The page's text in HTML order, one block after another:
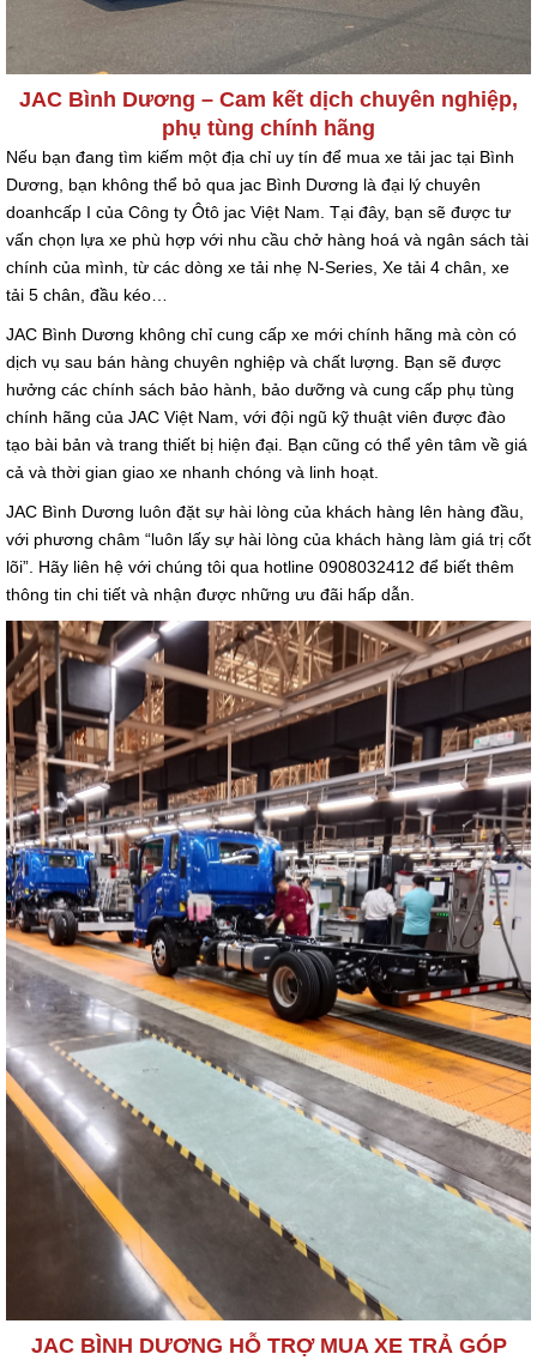
JAC Bình Dương – Cam kết dịch chuyên nghiệp,
phụ tùng chính hãng
Nếu bạn đang tìm kiếm một địa chỉ uy tín để mua xe tải jac tại Bình
Dương, bạn không thể bỏ qua jac Bình Dương là đại lý chuyên
doanhcấp I của Công ty Ôtô jac Việt Nam. Tại đây, bạn sẽ được tư
vấn chọn lựa xe phù hợp với nhu cầu chở hàng hoá và ngân sách tài
chính của mình, từ các dòng xe tải nhẹ N-Series, Xe tải 4 chân, xe
tải 5 chân, đầu kéo…
JAC Bình Dương không chỉ cung cấp xe mới chính hãng mà còn có
dịch vụ sau bán hàng chuyên nghiệp và chất lượng. Bạn sẽ được
hưởng các chính sách bảo hành, bảo dưỡng và cung cấp phụ tùng
chính hãng của JAC Việt Nam, với đội ngũ kỹ thuật viên được đào
tạo bài bản và trang thiết bị hiện đại. Bạn cũng có thể yên tâm về giá
cả và thời gian giao xe nhanh chóng và linh hoạt.
JAC Bình Dương luôn đặt sự hài lòng của khách hàng lên hàng đầu,
với phương châm “luôn lấy sự hài lòng của khách hàng làm giá trị cốt
lõi”. Hãy liên hệ với chúng tôi qua hotline 0908032412 để biết thêm
thông tin chi tiết và nhận được những ưu đãi hấp dẫn.
JAC BÌNH DƯƠNG HỖ TRỢ MUA XE TRẢ GÓP